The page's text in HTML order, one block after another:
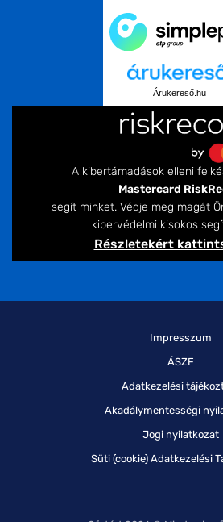
Árukereső.hu
A kibertámadások elleni
Mastercard
segít minket. Védje meg magát
kibervédelmi kisokos
Részletekért
Impresszum
ÁSZF
Adatkezelési
Akadálymentességi
Jogi nyilatkozat
Süti (cookie) Adatkezelési